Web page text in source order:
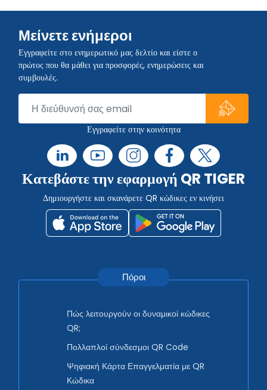
Μείνετε ενήμεροι
Εγγραφείτε στο ενημερωτικό μας δελτίο και είστε ο
πρώτος που θα μάθει για προσφορές, ενημερώσεις και
συμβουλές.
Εγγραφείτε στην κοινότητα
Κατεβάστε την εφαρμογή QR TIGER
Δημιουργήστε και σκανάρετε QR κώδικες εν κινήσει
Πόροι
Πώς λειτουργούν οι δυναμικοί κώδικες
QR;
Πολλαπλοί σύνδεσμοι QR Code
Ψηφιακή Κάρτα Επαγγελματία με QR
Κώδικα